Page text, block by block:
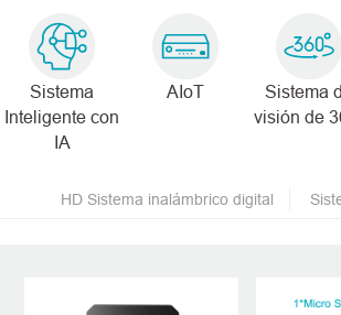
Sistema
Inteligente con
IA
AIoT
Sistema
visión de
HD Sistema inalámbrico digital